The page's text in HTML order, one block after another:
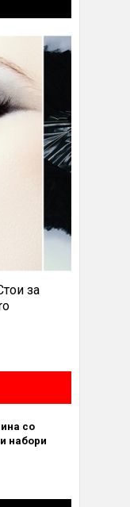
за
со
набори